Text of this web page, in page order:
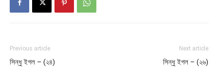
Previous article
সিন্ধু ইগল – (২৪)
Next article
সিন্ধু ইগল – (২৬)